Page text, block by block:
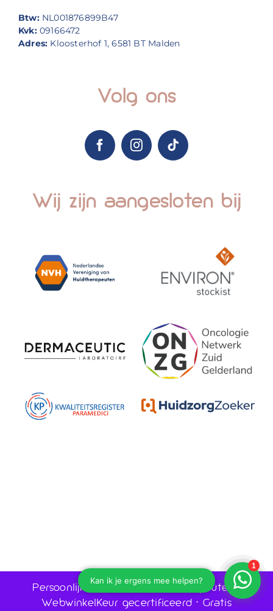
Btw: NL001876899B47
Kvk:09166472
Adres: Kloosterhof 1, 6581 BT Malden
Volg ons
Wij zijn aangesloten bij
Persoonlijk advies door huidtherapeuten •
WebwinkelKeur gecertificeerd • Gratis